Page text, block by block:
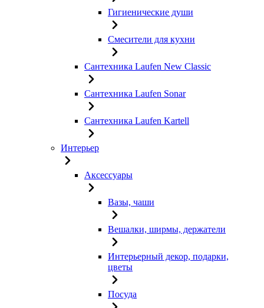
Гигиенические души
Смесители для кухни
Сантехника Laufen New Classic
Сантехника Laufen Sonar
Сантехника Laufen Kartell
Интерьер
Аксессуары
Вазы, чаши
Вешалки, ширмы, держатели
Интерьерный декор, подарки,
цветы
Посуда